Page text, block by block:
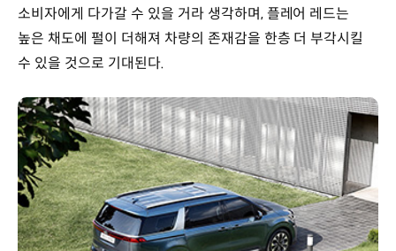
소비자에게 다가갈 수 있을 거라 생각하며, 플레어 레드는
높은 채도에 펄이 더해져 차량의 존재감을 한층 더 부각시킬
수 있을 것으로 기대된다.